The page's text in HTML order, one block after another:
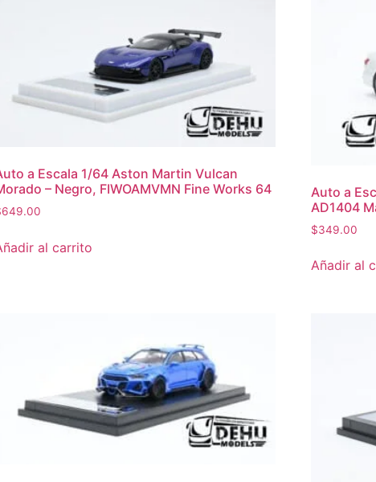
a Escala 1/64 Aston Martin Vulcan
– Negro, FIWOAMVMN Fine Works 64
649.00
al carrito
Auto a
AD1404
$349.00
Añadir al